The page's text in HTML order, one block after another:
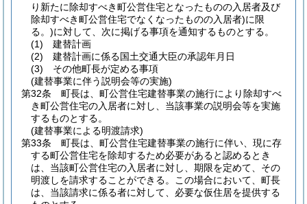
り新たに除却すべき町公営住宅となったものの入居者及び
除却すべき町公営住宅でなくなったものの入居者)に限
る。)に対して、次に掲げる事項を通知するものとする。
(1)
建替計画
(2)
建替計画に係る国土交通大臣の承認年月日
(3)
その他町長が定める事項
(建替事業に伴う説明会等の実施)
第32条
町長は、町公営住宅建替事業の施行により除却すべ
き町公営住宅の入居者に対し、当該事業の説明会等を実施
するものとする。
(建替事業による明渡請求)
第33条
町長は、町公営住宅建替事業の施行に伴い、現に存
する町公営住宅を除却するため必要があると認めるとき
は、当該町公営住宅の入居者に対し、期限を定めて、その
明渡しを請求することができる。
この場合において、町長
は、当該請求に係る者に対して、必要な仮住居を提供する